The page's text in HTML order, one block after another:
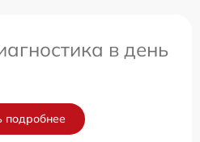
в день
подробнее